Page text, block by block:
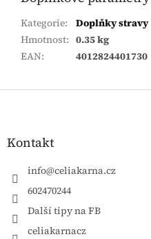
Kategorie:
Doplňky stravy
Hmotnost: 0.35 kg
EAN: 4012824401730
Zápatí
Kontakt
info@celiakarna.cz
602470244
Další tipy na FB
celiakarnacz